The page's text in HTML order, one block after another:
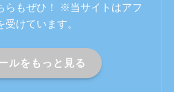
らもぜひ！ ※当サイトはアフ
けています。
ルをもっと見る